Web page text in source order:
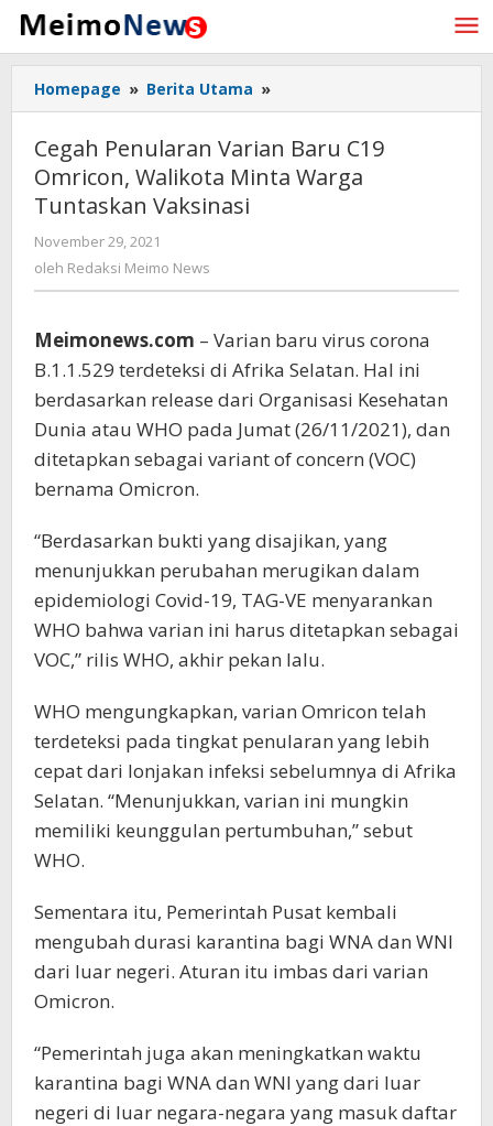
Lewati
konten
Homepage » Berita Utama »
Penularan
Baru
C19
Tuntaskan
Cegah Penularan Varian Baru C19
Omricon, Walikota Minta Warga
Tuntaskan Vaksinasi
November 29, 2021
Redaksi
oleh Redaksi Meimo News
Meimonews.com – Varian baru virus corona
B.1.1.529 terdeteksi di Afrika Selatan. Hal ini
berdasarkan release dari Organisasi Kesehatan
Dunia atau WHO pada Jumat (26/11/2021), dan
ditetapkan sebagai variant of concern (VOC)
bernama Omicron.
“Berdasarkan bukti yang disajikan, yang
menunjukkan perubahan merugikan dalam
epidemiologi Covid-19, TAG-VE menyarankan
WHO bahwa varian ini harus ditetapkan sebagai
VOC,” rilis WHO, akhir pekan lalu.
WHO mengungkapkan, varian Omricon telah
terdeteksi pada tingkat penularan yang lebih
cepat dari lonjakan infeksi sebelumnya di Afrika
Selatan. “Menunjukkan, varian ini mungkin
memiliki keunggulan pertumbuhan,” sebut
WHO.
Sementara itu, Pemerintah Pusat kembali
mengubah durasi karantina bagi WNA dan WNI
dari luar negeri. Aturan itu imbas dari varian
Omicron.
“Pemerintah juga akan meningkatkan waktu
karantina bagi WNA dan WNI yang dari luar
negeri di luar negara-negara yang masuk daftar